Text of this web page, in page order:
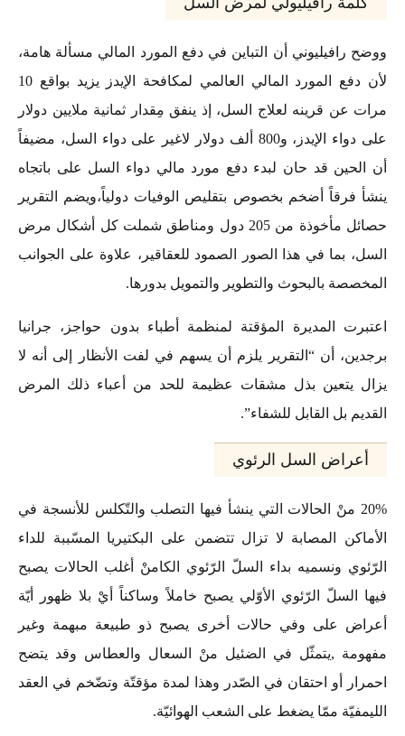
ووضح رافيليوني أن التباين في دفع المورد المالي مسألة هامة،
لأن دفع المورد المالي العالمي لمكافحة الإيدز يزيد بواقع 10
مرات عن قرينه لعلاج السل، إذ ينفق مِقدار ثمانية ملايين دولار
على دواء الإيدز، و800 ألف دولار لاغير على دواء السل، مضيفاً
أن الحين قد حان لبدء دفع مورد مالي دواء السل على باتجاه
ينشأ فرقاً أضخم بخصوص بتقليص الوفيات دولياً،ويضم التقرير
حصائل مأخوذة من 205 دول ومناطق شملت كل أشكال مرض
السل، بما في هذا الصور الصمود للعقاقير، علاوة على الجوانب
المخصصة بالبحوث والتطوير والتمويل بدورها.
اعتبرت المديرة المؤقتة لمنظمة أطباء بدون حواجز، جرانيا
برجدين، أن “التقرير يلزم أن يسهم في لفت الأنظار إلى أنه لا
يزال يتعين بذل مشقات عظيمة للحد من أعباء ذلك المرض
القديم بل القابل للشفاء”.
أعراض السل الرئوي
20% منْ الحالات التي ينشأ فيها التصلب والتّكلس للأنسجة في
الأماكن المصابة لا تزال تتضمن على البكتيريا المسّببة للداء
الرّئوي ونسميه بداء السلّ الرّئوي الكامنْ أغلب الحالات يصبح
فيها السلّ الرّئوي الأوّلي يصبح خاملاً وساكناً أيْ بلا ظهور أيّة
أعراض على وفي حالات أخرى يصبح ذو طبيعة مبهمة وغير
مفهومة ,يتمثّل في الضئيل منْ السعال والعطاس وقد يتضح
احمرار أو احتقان في الصّدر وهذا لمدة مؤقتّة وتضّخم في العقد
الليمفيّة ممّا يضغط على الشعب الهوائيّة.